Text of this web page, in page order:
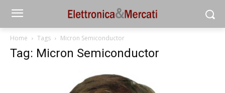
Home Tags Micron Semiconductor
Tag: Micron Semiconductor